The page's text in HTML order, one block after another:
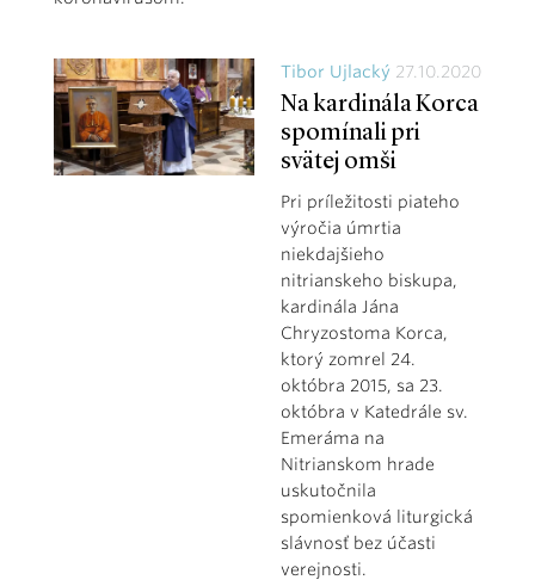
Tibor Ujlacký 27.10.2020
Na kardinála Korca
spomínali pri
svätej omši
Pri príležitosti piateho
výročia úmrtia
niekdajšieho
nitrianskeho biskupa,
kardinála Jána
Chryzostoma Korca,
ktorý zomrel 24.
októbra 2015, sa 23.
októbra v Katedrále sv.
Emeráma na
Nitrianskom hrade
uskutočnila
spomienková liturgická
slávnosť bez účasti
verejnosti.